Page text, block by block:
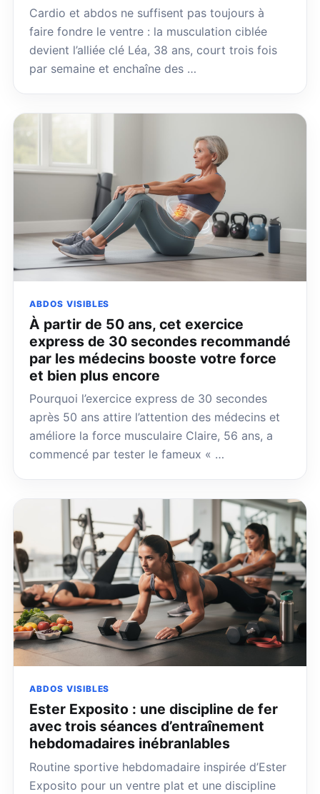
Cardio et abdos ne suffisent pas toujours à
faire fondre le ventre : la musculation ciblée
devient l’alliée clé Léa, 38 ans, court trois fois
par semaine et enchaîne des …
ABDOS VISIBLES
À partir de 50 ans, cet exercice
express de 30 secondes recommandé
par les médecins booste votre force
et bien plus encore
Pourquoi l’exercice express de 30 secondes
après 50 ans attire l’attention des médecins et
améliore la force musculaire Claire, 56 ans, a
commencé par tester le fameux « …
ABDOS VISIBLES
Ester Exposito : une discipline de fer
avec trois séances d’entraînement
hebdomadaires inébranlables
Routine sportive hebdomadaire inspirée d’Ester
Exposito pour un ventre plat et une discipline